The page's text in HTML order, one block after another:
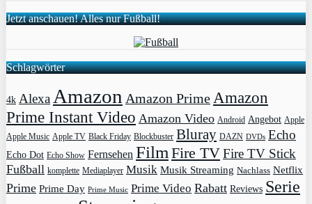
Jetzt anschauen! Alles nur Fußball!
Schlagwörter
4k AlexaAmazon Amazon PrimeAmazon
Prime Instant Video Amazon Video Android Angebot Apple
Apple Music Apple TV Black Friday Blockbuster Bluray DAZN DVDs Echo
Echo Dot Echo Show Fernsehen FilmFire TVFire TV Stick
Fußball komplette Mediaplayer Musik Musik Streaming Nachlass Netflix
Prime Prime Day Prime Music Prime Video Rabatt Reviews Serie